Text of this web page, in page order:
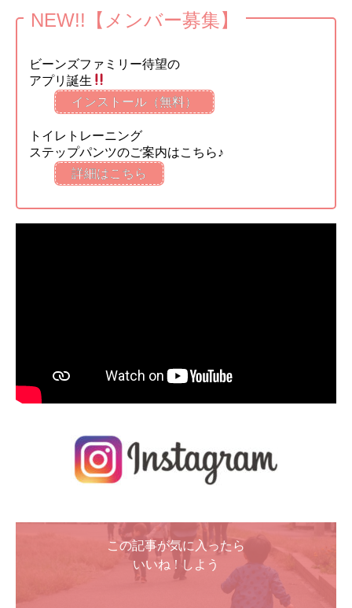
NEW!!【メンバー募集】
ビーンズファミリー待望の
アプリ誕生
インストール（無料）
トイレトレーニング
ステップパンツのご案内はこちら♪
詳細はこちら
この記事が気に入ったら
いいね ! しよう